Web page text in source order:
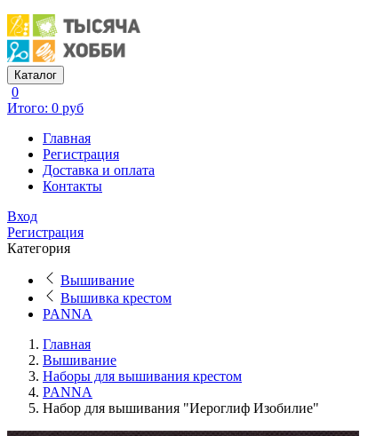
Каталог
0
Итого: 0 руб
Главная
Регистрация
Доставка и оплата
Контакты
Вход
Регистрация
Категория
Вышивание
Вышивка крестом
PANNA
Главная
Вышивание
Наборы для вышивания крестом
PANNA
Набор для вышивания "Иероглиф Изобилие"